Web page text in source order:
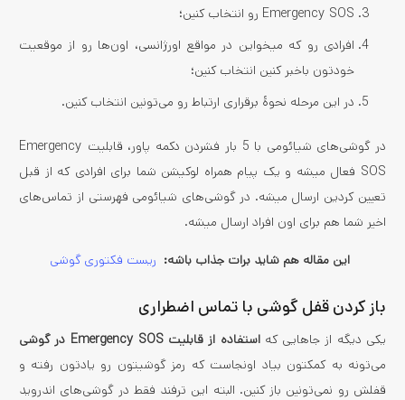
Emergency SOS رو انتخاب کنین؛
افرادی رو که میخواین در مواقع اورژانسی، اون‌ها رو از موقعیت
خودتون باخبر کنین انتخاب کنین؛
در این مرحله نحوۀ برقراری ارتباط رو می‌تونین انتخاب کنین.
در گوشی‌های شیائومی با 5 بار فشردن دکمه پاور، قابلیت Emergency
SOS فعال میشه و یک پیام همراه لوکیشن شما برای افرادی که از قبل
تعیین کردین ارسال میشه. در گوشی‌های شیائومی فهرستی از تماس‌های
اخیر شما هم برای اون افراد ارسال میشه.
این مقاله هم شاید برات جذاب باشه: ریست فکتوری گوشی
باز کردن قفل گوشی با تماس اضطراری
یکی دیگه از جاهایی کهاستفاده از قابلیت Emergency SOS در گوشی
می‌تونه به کمکتون بیاد اونجاست که رمز گوشیتون رو یادتون رفته و
قفلش رو نمی‌تونین باز کنین. البته این ترفند فقط در گوشی‌های اندروید